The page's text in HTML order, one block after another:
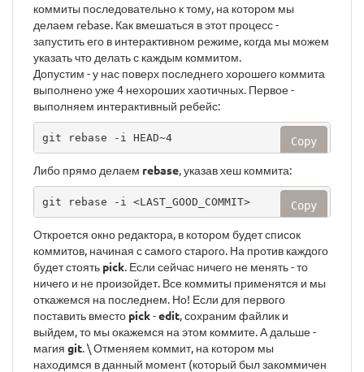
коммиты последовательно к тому, на котором мы
делаем rebase. Как вмешаться в этот процесс -
запустить его в интерактивном режиме, когда мы можем
указать что делать с каждым коммитом.
Допустим - у нас поверх последнего хорошего коммита
выполнено уже 4 нехороших хаотичных. Первое -
выполняем интерактивный ребейс:
git rebase -i HEAD~4 Copy
Либо прямо делаем rebase, указав хеш коммита:
git rebase -i <LAST_GOOD_COMMIT> Copy
Откроется окно редактора, в котором будет список
коммитов, начиная с самого старого. На против каждого
будет стоять pick. Если сейчас ничего не менять - то
ничего и не произойдет. Все коммиты применятся и мы
откажемся на последнем. Но! Если для первого
поставить вместо pick-edit, сохраним файлик и
выйдем, то мы окажемся на этом коммите. А дальше -
магия git. \ Отменяем коммит, на котором мы
находимся в данный момент (который был закоммичен